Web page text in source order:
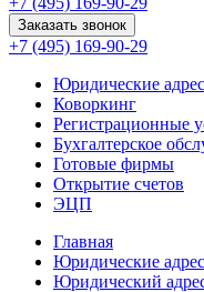
Заказать звонок
+7 (495) 169-90-29
Юридические
Коворкинг
Регистрационные
Бухгалтерское
Готовые фирмы
Открытие счетов
ЭЦП
Главная
Юридические
Юридический